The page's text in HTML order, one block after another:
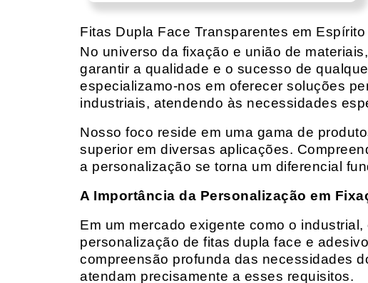
Fitas Dupla Face Transparentes em
No universo da fixação e união de
garantir a qualidade e o sucesso de
especializamo-nos em oferecer soluções
industriais, atendendo às necessidades
Nosso foco reside em uma gama de
superior em diversas aplicações.
a personalização se torna um diferencial
A Importância da Personalização em
Em um mercado exigente como o
personalização de fitas dupla face e
compreensão profunda das necessidades
atendam precisamente a esses requisitos.